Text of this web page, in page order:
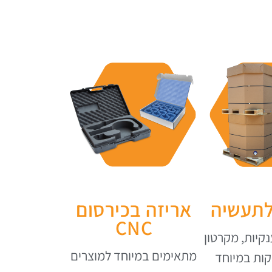
מקרטון
במיוחד
אריזה בכירסום
CNC
מתאימים במיוחד למוצרים